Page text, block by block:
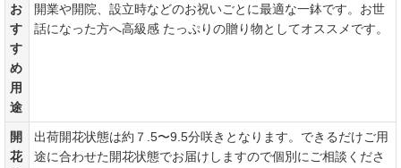
お
す
す
め
用
途
開業や開院、設立時などのお祝いごとに最適な一鉢です。お世
話になった方へ高級感 たっぷりの贈り物としてオススメです。
開
花
出荷開花状態は約７.5〜9.5分咲きとなります。できるだけご用
途に合わせた開花状態でお届けしますので個別にご相談くださ